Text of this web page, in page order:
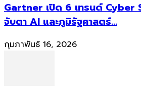
Gartner เปิด 6 เทรนด์ Cyber
จับตา AI และภูมิรัฐศาสตร์...
กุมภาพันธ์ 16, 2026